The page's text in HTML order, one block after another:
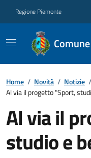
Regione Piemonte
Home / Novità / Notizie /
Al via il progetto "Sport,
Al via il
studio e